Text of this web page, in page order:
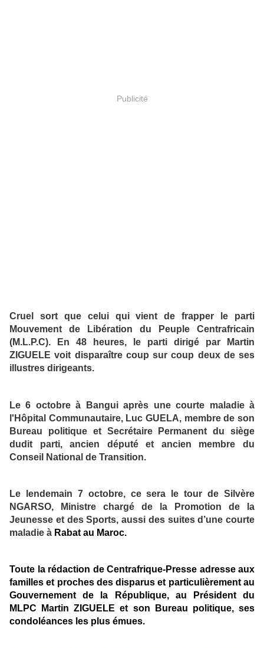
Publicité
Cruel sort que celui qui vient de frapper le parti
Mouvement de Libération du Peuple Centrafricain
(M.L.P.C). En 48 heures, le parti dirigé par Martin
ZIGUELE voit disparaître coup sur coup deux de ses
illustres dirigeants.
Le 6 octobre à Bangui après une courte maladie à
l'Hôpital Communautaire, Luc GUELA, membre de son
Bureau politique et Secrétaire Permanent du siège
dudit parti, ancien député et ancien membre du
Conseil National de Transition.
Le lendemain 7 octobre, ce sera le tour de Silvère
NGARSO, Ministre chargé de la Promotion de la
Jeunesse et des Sports, aussi des suites d’une courte
maladie à Rabat au Maroc.
Toute la rédaction de Centrafrique-Presse adresse aux
familles et proches des disparus et particulièrement au
Gouvernement de la République, au Président du
MLPC Martin ZIGUELE et son Bureau politique, ses
condoléances les plus émues.